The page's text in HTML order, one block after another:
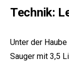
Technik:
Unter der
Sauger mit 3,5